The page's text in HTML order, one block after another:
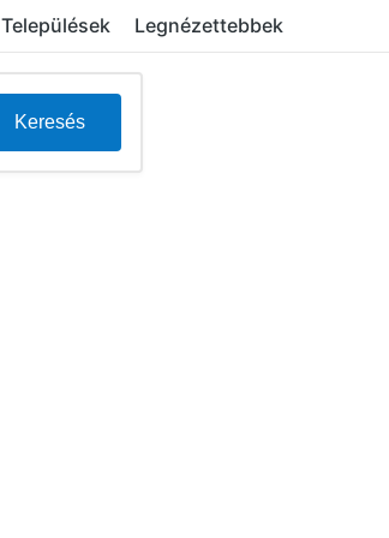
Települések Legnézettebbek
Keresés